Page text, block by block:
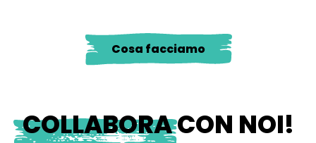
Cosa facciamo
COLLABORACON NOI!